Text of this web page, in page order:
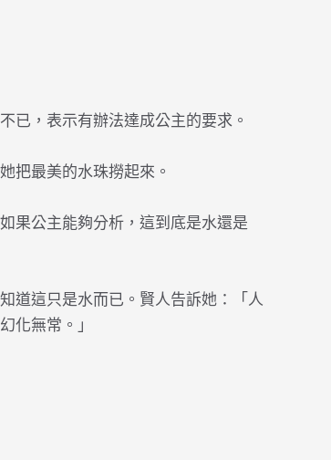
已，表示有辦法達成公主的要求。
把最美的水珠撈起來。
果公主能夠分析，這到底是水還是
道這只是水而已。賢人告訴她：「人
化無常。」